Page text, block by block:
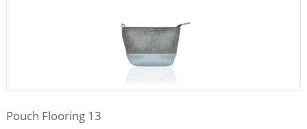
Pouch Flooring 13